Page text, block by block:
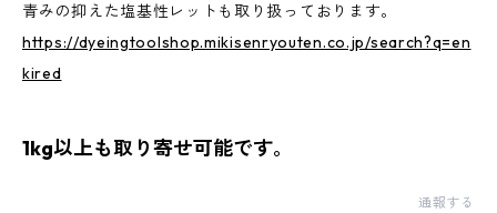
青みの抑えた塩基性レットも取り扱っております。
https://dyeingtoolshop.mikisenryouten.co.jp/search?q=en
kired
1kg以上も取り寄せ可能です。
通報する